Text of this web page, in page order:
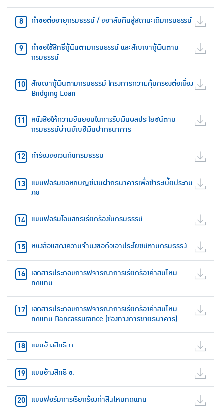
คำขอต่ออายุกรมธรรม์ / ขอกลับคืนสู่สถานะเดิมกรมธรรม์
คำขอใช้สิทธิ์กู้เงินตามกรมธรรม์ และสัญญากู้เงินตาม
กรมธรรม์
สัญญากู้เงินตามกรมธรรม์ โครงการความคุ้มครองต่อเนื่อง
Bridging Loan
หนังสือให้ความยินยอมในการรับเงินผลประโยชน์ตาม
กรมธรรม์ผ่านบัญชีเงินฝากธนาคาร
คำร้องขอเวนคืนกรมธรรม์
แบบฟอร์มขอหักบัญชีเงินฝากธนาคารเพื่อชำระเบี้ยประกัน
ภัย
แบบฟอร์มโอนสิทธิเรียกร้องในกรมธรรม์
หนังสือแสดงความจำนงขอถือเอาประโยชน์ตามกรมธรรม์
เอกสารประกอบการพิจารณาการเรียกร้องค่าสินไหม
ทดแทน
เอกสารประกอบการพิจารณาการเรียกร้องค่าสินไหม
ทดแทน Bancassurance (ช่องทางการขายธนาคาร)
แบบอ้างสิทธิ ก.
แบบอ้างสิทธิ ข.
แบบฟอร์มการเรียกร้องค่าสินไหมทดแทน